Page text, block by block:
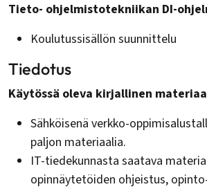
Tieto- ohjelmistotekniikan DI-
Koulutussisällön suunnittelu
Tiedotus
Käytössä oleva kirjallinen
Sähköisenä verkko-
paljon materiaalia.
IT-tiedekunnasta saatava
opinnäytetöiden ohjeistus,